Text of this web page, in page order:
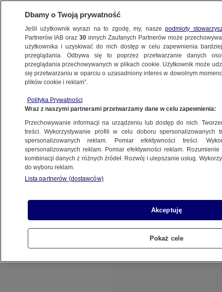
BIZNES
ZE ŚWIATA
Bezprecedensowa przeprowadzka
7.04.2019, 09:52
Udostępnij
Wybudowane kosztem około 8 miliardów
portu lotniczego Turcji. Przeprowadzka z
zamykanego lotniska Ataturka została
zrealizowana w niespełna dobę.
Dbamy o Twoją prywatność
Jeśli użytkownik wyrazi na to zgodę, my, naszepodmioty
Partnerów IAB oraz30 innych Zaufanych Partnerów może
użytkownika i uzyskiwać do nich dostęp w celu zapewnienia
przeglądania. Odbywa się to poprzez przetwarzanie danych
przeglądania przechowywanych w plikach cookie. Użytkownik może
się przetwarzaniu w oparciu o uzasadniony interes w dowolnym
plików cookie i reklam”.
Polityka Prywatności
Wraz z naszymi partnerami przetwarzamy dane w celu zapewnienia:
Przechowywanie informacji na urządzeniu lub dostęp do nich.
treści. Wykorzystywanie profili w celu doboru spersonalizowanych
spersonalizowanych reklam. Pomiar efektywności treści.
spersonalizowanych reklam. Pomiar efektywności reklam.
kombinacji danych z różnych źródeł. Rozwój i ulepszanie usług.
do wyboru reklam.
Lista partnerów (dostawców)
Akceptuję
Pokaż cele